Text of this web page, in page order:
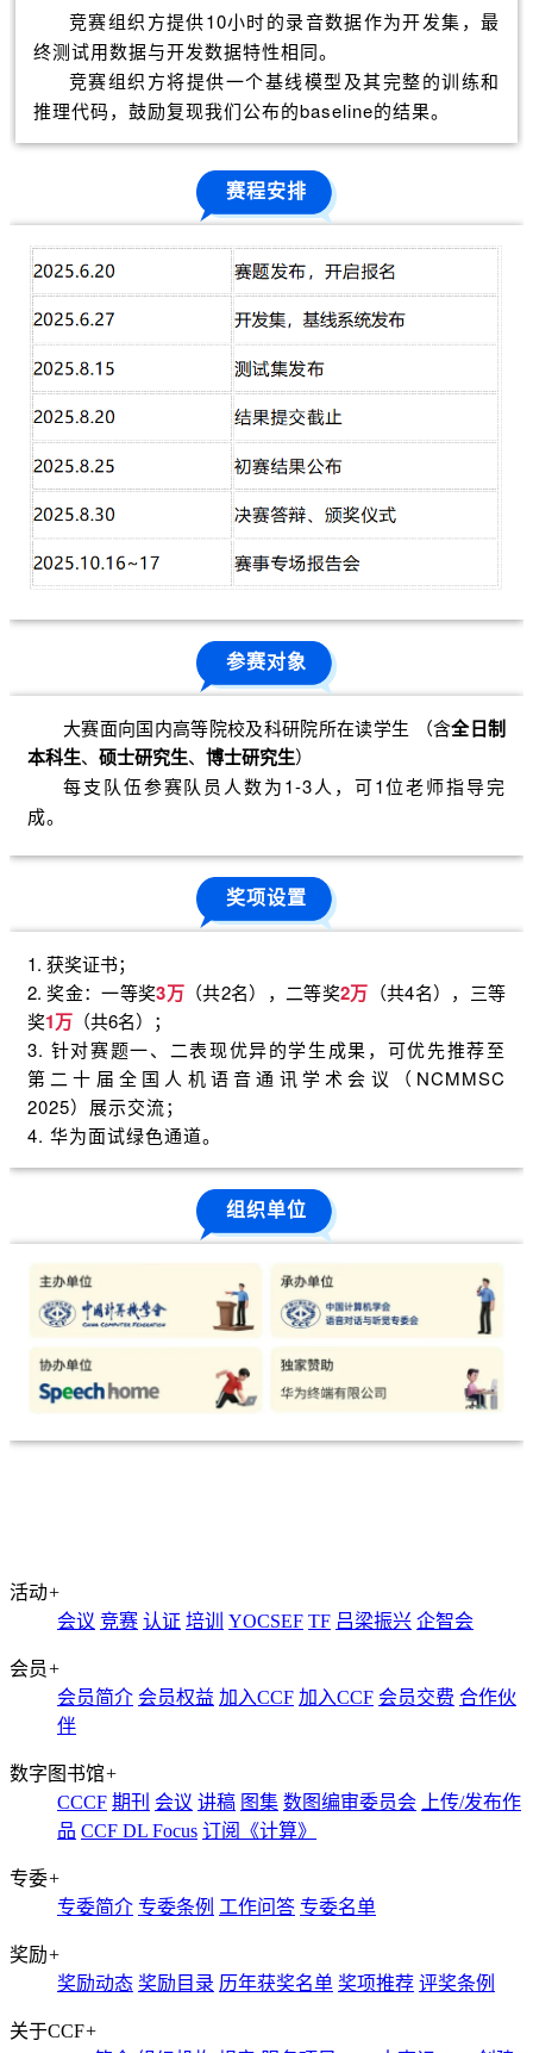
竞赛组织方提供10小时的录音数据作为开发集，最
终测试用数据与开发数据特性相同。
竞赛组织方将提供一个基线模型及其完整的训练和
推理代码，鼓励复现我们公布的baseline的结果。
赛程安排
参赛对象
大赛面向国内高等院校及科研院所在读学生 （含全日制
本科生、 硕士研究生、 博士研究生）
每支队伍参赛队员人数为1-3人，可1位老师指导完
成。
奖项设置
1. 获奖证书；
2. 奖金：一等奖3万 （共2名），二等奖2万 （共4名），三等
奖1万 （共6名）；
3. 针对赛题一、二表现优异的学生成果，可优先推荐至
第二十届全国人机语音通讯学术会议（NCMMSC
2025）展示交流；
4. 华为面试绿色通道。
组织单位
活动+
会议 竞赛 认证 培训 YOCSEF TF 吕梁振兴 企智会
会员+
会员简介 会员权益 加入CCF 加入CCF 会员交费 合作伙
伴
数字图书馆+
CCCF 期刊 会议 讲稿 图集 数图编审委员会 上传/发布作
品 CCF DL Focus 订阅《计算》
专委+
专委简介 专委条例 工作问答 专委名单
奖励+
奖励动态 奖励目录 历年获奖名单 奖项推荐 评奖条例
关于CCF+